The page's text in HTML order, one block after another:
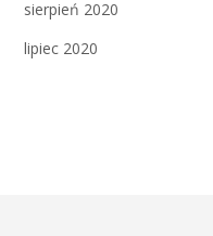
sierpień 2020
lipiec 2020